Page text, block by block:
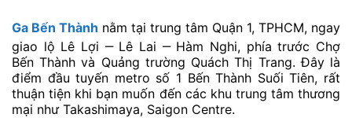
Ga Bến Thành nằm tại trung tâm Quận 1, TPHCM, ngay
giao lộ Lê Lợi ‒ Lê Lai ‒ Hàm Nghi, phía trước Chợ
Bến Thành và Quảng trường Quách Thị Trang. Đây là
điểm đầu tuyến metro số 1 Bến Thành Suối Tiên, rất
thuận tiện khi bạn muốn đến các khu trung tâm thương
mại như Takashimaya, Saigon Centre.